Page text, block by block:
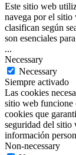
Este sitio web
navega por el sitio
clasifican según
son esenciales
...
Necessary
Necessary
Siempre activado
Las cookies
sitio web funcione
cookies que
seguridad del sitio
información
Non-necessary